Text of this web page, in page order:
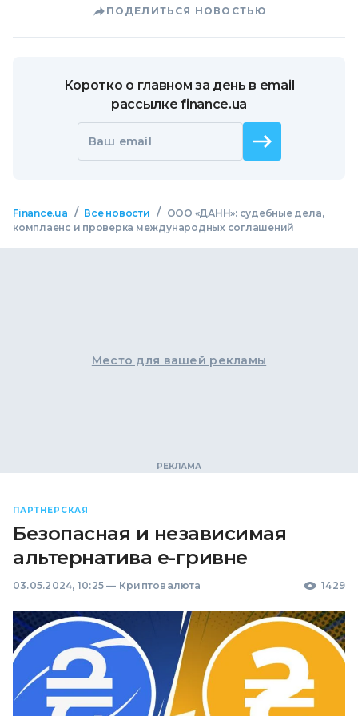
ПОДЕЛИТЬСЯ НОВОСТЬЮ
Коротко о главном за день в email
рассылке finance.ua
Ваш email
Finance.ua / Все новости /
ООО «ДАНН»: судебные дела,
комплаенс и проверка международных соглашений
Место для вашей рекламы
ПАРТНЕРСКАЯ
Безопасная и независимая
альтернатива е-гривне
03.05.2024, 10:25 — Криптовалюта 1429